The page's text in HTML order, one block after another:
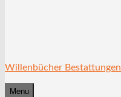
Willenbücher Bestattungen
Menu